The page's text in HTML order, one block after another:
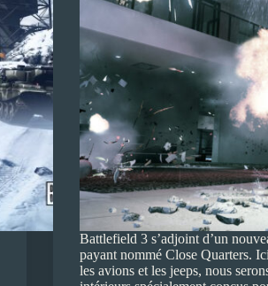
Battlefield 3 s’adjoint d’un
payant nommé Close Quarters.
les avions et les jeeps, nous